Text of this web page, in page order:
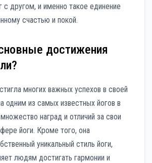
с другом, и именно такое единение
счастью и покой.
достижения
многих важных успехов в своей
одним из самых известных йогов в
наград и отличий за свои
йоги. Кроме того, она
уникальный стиль йоги,
людям достигать гармонии и